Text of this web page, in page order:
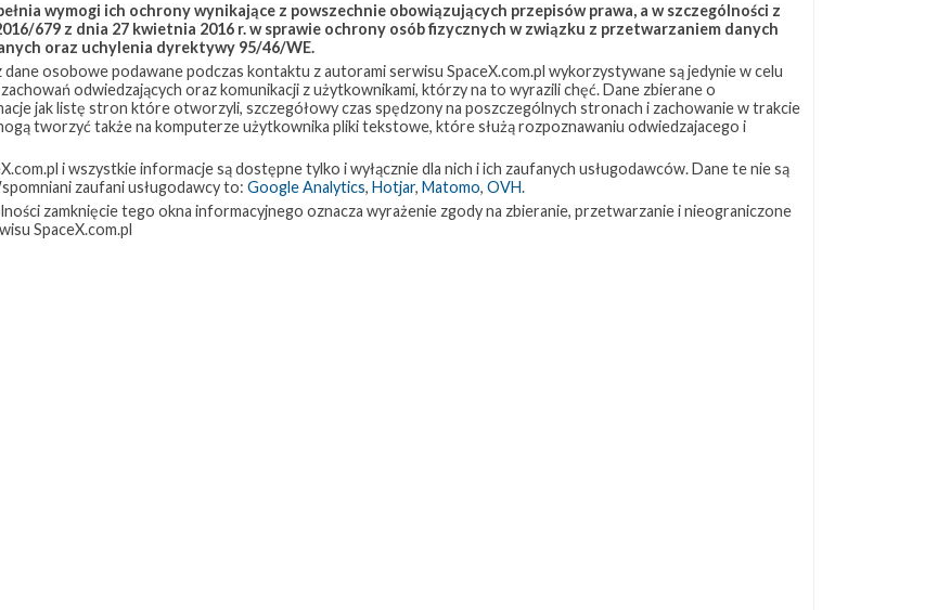
JRTI 214 ASOG 182
Starship 107 Landing Zone 1 96
Loty załogowe 95 ISS 93
ZAPRZYJAŹNIONE STRONY
Kosmogadka
wymogi ich ochrony wynikające z powszechnie obowiązujących przepisów prawa, a w szczególności z
679 z dnia 27 kwietnia 2016 r. w sprawie ochrony osób fizycznych w związku z przetwarzaniem danych
oraz uchylenia dyrektywy 95/46/WE.
osobowe podawane podczas kontaktu z autorami serwisu SpaceX.com.pl wykorzystywane są jedynie w celu
odwiedzających oraz komunikacji z użytkownikami, którzy na to wyrazili chęć. Dane zbierane o
jak listę stron które otworzyli, szczegółowy czas spędzony na poszczególnych stronach i zachowanie w trakcie
tworzyć także na komputerze użytkownika pliki tekstowe, które służą rozpoznawaniu odwiedzajacego i
i wszystkie informacje są dostępne tylko i wyłącznie dla nich i ich zaufanych usługodawców. Dane te nie są
zaufani usługodawcy to: Google Analytics, Hotjar, Matomo, OVH.
zamknięcie tego okna informacyjnego oznacza wyrażenie zgody na zbieranie, przetwarzanie i nieograniczone
SpaceX.com.pl